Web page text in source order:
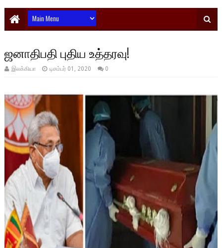
ஜனாதிபதி புதிய உத்தரவு!
இலக்கியா டிசம்பர் 01, 2020 0